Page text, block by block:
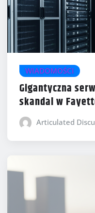
WIADOMOŚCI
Gigantyczna
skandal w
Articulated